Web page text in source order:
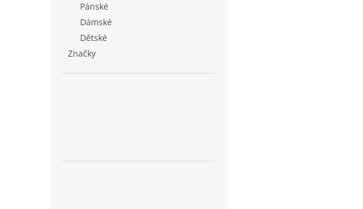
Pánské
Dámské
Dětské
Značky